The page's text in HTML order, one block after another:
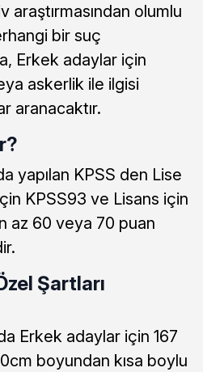
araştırmasından olumlu
bir suç
Erkek adaylar için
askerlik ile ilgisi
aranacaktır.
yapılan KPSS den Lise
KPSS93 ve Lisans için
az 60 veya 70 puan
Şartları
Erkek adaylar için 167
boyundan kısa boylu